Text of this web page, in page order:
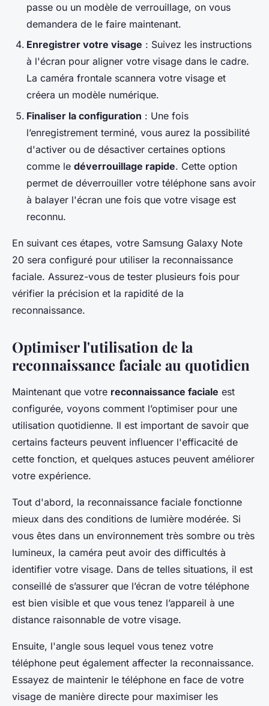
passe ou un modèle de verrouillage, on vous
demandera de le faire maintenant.
Enregistrer votre visage : Suivez les instructions
à l'écran pour aligner votre visage dans le cadre.
La caméra frontale scannera votre visage et
créera un modèle numérique.
Finaliser la configuration : Une fois
l’enregistrement terminé, vous aurez la possibilité
d'activer ou de désactiver certaines options
comme le déverrouillage rapide. Cette option
permet de déverrouiller votre téléphone sans avoir
à balayer l'écran une fois que votre visage est
reconnu.
En suivant ces étapes, votre Samsung Galaxy Note
20 sera configuré pour utiliser la reconnaissance
faciale. Assurez-vous de tester plusieurs fois pour
vérifier la précision et la rapidité de la
reconnaissance.
Optimiser l'utilisation de la
reconnaissance faciale au quotidien
Maintenant que votre reconnaissance faciale est
configurée, voyons comment l’optimiser pour une
utilisation quotidienne. Il est important de savoir que
certains facteurs peuvent influencer l'efficacité de
cette fonction, et quelques astuces peuvent améliorer
votre expérience.
Tout d'abord, la reconnaissance faciale fonctionne
mieux dans des conditions de lumière modérée. Si
vous êtes dans un environnement très sombre ou très
lumineux, la caméra peut avoir des difficultés à
identifier votre visage. Dans de telles situations, il est
conseillé de s’assurer que l’écran de votre téléphone
est bien visible et que vous tenez l’appareil à une
distance raisonnable de votre visage.
Ensuite, l'angle sous lequel vous tenez votre
téléphone peut également affecter la reconnaissance.
Essayez de maintenir le téléphone en face de votre
visage de manière directe pour maximiser les